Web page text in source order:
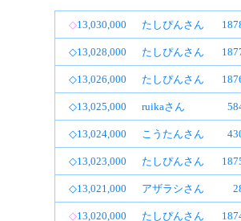
◇13,030,000 たしぴんさん
◇13,028,000 たしぴんさん
◇13,026,000 たしぴんさん
◇13,025,000 ruikaさん
◇13,024,000 こうたんさん
◇13,023,000 たしぴんさん
◇13,021,000 アザラシさん
◇13,020,000 たしぴんさん